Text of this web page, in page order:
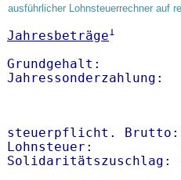
ausführlicher Lohnsteuerrechner auf
Jahresbeträge1
Grundgehalt:
steuerpflicht. Brutto:
Lohnsteuer:
Solidaritätszuschlag: